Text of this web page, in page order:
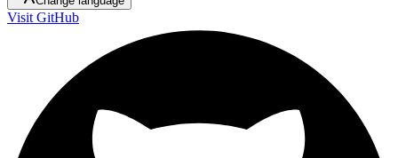
Visit GitHub